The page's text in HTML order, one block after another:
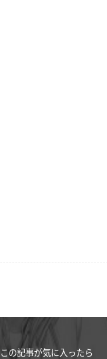
この記事が気に入ったら